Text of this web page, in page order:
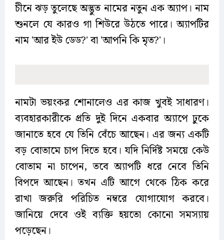
চীনে ঝড় তুলেছে অদ্ভুত নামের নতুন এক অ্যাপ। নাম
শুনলে যে কারও গা শিউরে উঠতে পারে। অ্যাপটির
নাম 'আর ইউ ডেড?' বা 'আপনি কি মৃত?'।
নামটা ভয়ংকর শোনালেও এর কাজ খুবই সাধারণ।
ব্যবহারকারীকে প্রতি দুই দিনে একবার অ্যাপে ঢুকে
জানাতে হবে যে তিনি বেঁচে আছেন। এর জন্য একটি
বড় বোতামে চাপ দিতে হবে। যদি নির্দিষ্ট সময়ে কেউ
বোতাম না চাপেন, তবে অ্যাপটি ধরে নেবে তিনি
বিপদে আছেন। তখন এটি আগে থেকে ঠিক করে
রাখা জরুরি পরিচিত নম্বরে যোগাযোগ করবে।
জানিয়ে দেবে ওই ব্যক্তি হয়তো কোনো সমস্যায়
পড়েছেন।